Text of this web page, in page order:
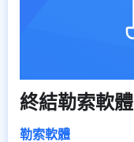
終結勒索軟體
勒索軟體